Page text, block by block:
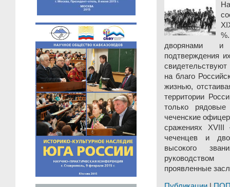
дворянами и
подтверждения
свидетельствуют
на благо
жизнью,
территории
только
чеченские
сражениях
чеченцев и
высокого
проявленные